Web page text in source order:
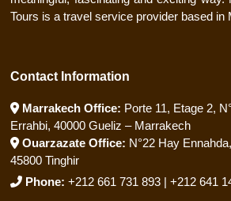
Tours is a travel service provider based in
Contact Information
Marrakech Office: Porte 11, Etage 2,
Errahbi, 40000 Gueliz – Marrakech
Ouarzazate Office: N°22 Hay
45800 Tinghir
Phone: +212 661 731 893 | +212 641